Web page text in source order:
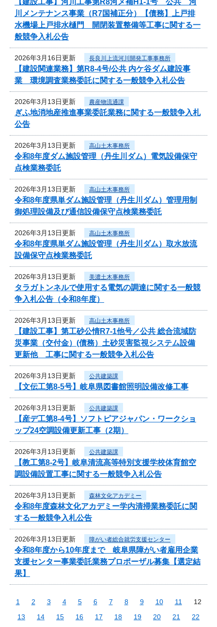
川メンテナンス事業（R7国補正分）【債務】上戸排
水機場上戸排水樋門 開閉装置整備等工事に関する一
般競争入札公告
2026年3月16日更新 長良川上流河川開発工事事務所
【建設関連業務】第R8-4号/公共 内ケ谷ダム建設事
業 環境調査業務委託に関する一般競争入札公告
2026年3月13日更新 農産物流通課
ぎふ地消地産推進事業委託業務に関する一般競争入札
公告
2026年3月13日更新 高山土木事務所
令和8年度ダム施設管理（丹生川ダム）電気設備保守
点検業務委託
2026年3月13日更新 高山土木事務所
令和8年度県単ダム施設管理（丹生川ダム）管理用制
御処理設備及び通信設備保守点検業務委託
2026年3月13日更新 高山土木事務所
令和8年度県単ダム施設管理（丹生川ダム）取水放流
設備保守点検業務委託
2026年3月13日更新 美濃土木事務所
タラガトンネルで使用する電気の調達に関する一般競
争入札公告（令和8年度）
2026年3月13日更新 高山土木事務所
【建設工事】第工砂公情R7-1他号／公共 総合流域防
災事業（交付金）(債務）土砂災害監視システム設備
更新他 工事に関する一般競争入札公告
2026年3月13日更新 公共建築課
【文伝工第8-5号】岐阜県図書館照明設備改修工事
2026年3月13日更新 公共建築課
【産デ工第8-4号】ソフトピアジャパン・ワークショ
ップ24空調設備更新工事（2期）
2026年3月13日更新 公共建築課
【教工第8-2号】岐阜清流高等特別支援学校体育館空
調設備設置工事に関する一般競争入札公告
2026年3月13日更新 森林文化アカデミー
令和8年度森林文化アカデミー学内清掃業務委託に関
する一般競争入札公告
2026年3月13日更新 障がい者総合就労支援センター
令和8年度から10年度まで 岐阜県障がい者雇用企業
支援センター事業委託業務プロポーザル募集【選定結
果】
1 2 3 4 5 6 7 8 9 10 11
12
13
14 15 16 17 18 19 20 21
22